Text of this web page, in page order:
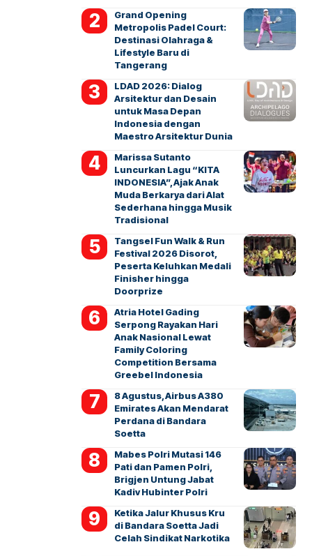
Grand Opening
Metropolis Padel Court:
Destinasi Olahraga &
Lifestyle Baru di
Tangerang
LDAD 2026: Dialog
Arsitektur dan Desain
untuk Masa Depan
Indonesia dengan
Maestro Arsitektur Dunia
Marissa Sutanto
Luncurkan Lagu “KITA
INDONESIA”, Ajak Anak
Muda Berkarya dari Alat
Sederhana hingga Musik
Tradisional
Tangsel Fun Walk & Run
Festival 2026 Disorot,
Peserta Keluhkan Medali
Finisher hingga
Doorprize
Atria Hotel Gading
Serpong Rayakan Hari
Anak Nasional Lewat
Family Coloring
Competition Bersama
Greebel Indonesia
8 Agustus, Airbus A380
Emirates Akan Mendarat
Perdana di Bandara
Soetta
Mabes Polri Mutasi 146
Pati dan Pamen Polri,
Brigjen Untung Jabat
Kadiv Hubinter Polri
Ketika Jalur Khusus Kru
di Bandara Soetta Jadi
Celah Sindikat Narkotika